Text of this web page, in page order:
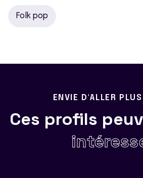
Folk pop
ENVIE D'ALLER
Ces profils